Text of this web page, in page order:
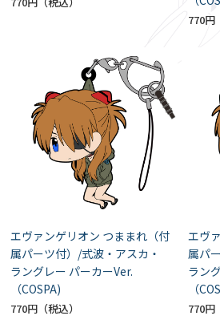
770円
エヴァンゲリオン つままれ（付
属パーツ付）/式波・アスカ・
ラングレー パーカーVer.
（COSPA)
770円
エヴ
属パ
ラン
（
770円